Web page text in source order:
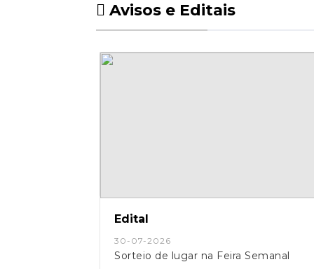
Avisos e Editais
Edital
30-07-2026
Sorteio de lugar na Feira Semanal